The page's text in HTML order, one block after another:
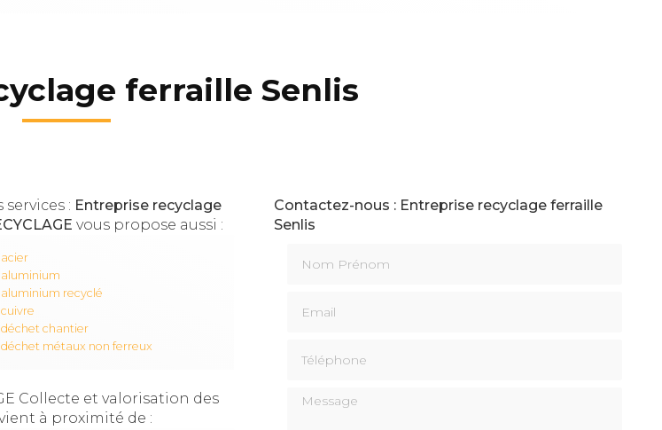
ferraille Senlis
services : Entreprise recyclage
vous propose aussi :
recyclé
chantier
métaux non ferreux
Collecte et valorisation des
à proximité de :
Contactez-nous : Entreprise recyclage ferraille
Senlis
Message